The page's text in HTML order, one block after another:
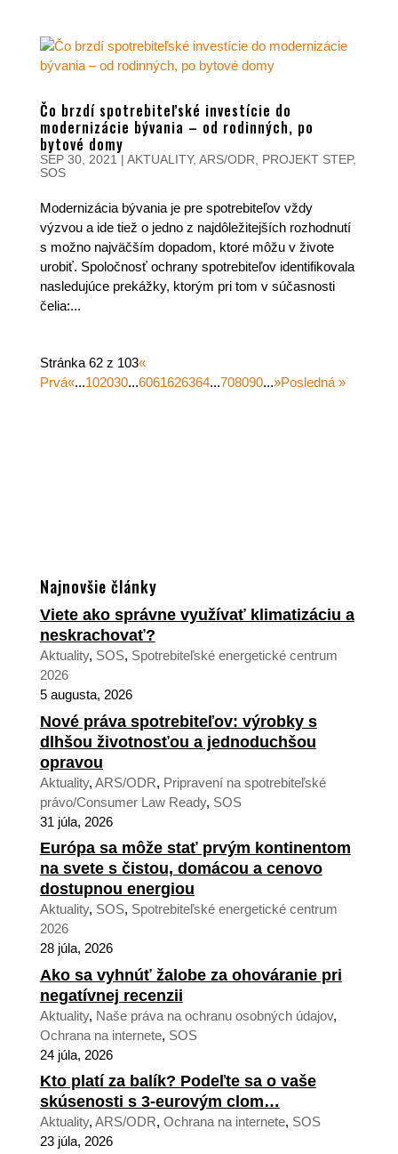
Čo brzdí spotrebiteľské investície do
modernizácie bývania – od rodinných, po
bytové domy
SEP 30, 2021 | AKTUALITY, ARS/ODR PROJEKT STEP,
SOS
Modernizácia bývania je pre spotrebiteľov vždy
výzvou a ide tiež o jedno z najdôležitejších rozhodnutí
s možno najväčším dopadom, ktoré môžu v živote
urobiť. Spoločnosť ochrany spotrebiteľov identifikovala
nasledujúce prekážky, ktorým pri tom v súčasnosti
čelia:...
Stránka 62 z 103«
Prvá«...102030...6061626364...708090...»Posledná »
Najnovšie články
Viete ako správne využívať klimatizáciu a
neskrachovať?
Aktuality, SOS, Spotrebiteľské energetické centrum
2026
5 augusta, 2026
Nové práva spotrebiteľov: výrobky s
dlhšou životnosťou a jednoduchšou
opravou
Aktuality, ARS/ODR, Pripravení na spotrebiteľské
právo/Consumer Law Ready, SOS
31 júla, 2026
Európa sa môže stať prvým kontinentom
na svete s čistou, domácou a cenovo
dostupnou energiou
Aktuality, SOS, Spotrebiteľské energetické centrum
2026
28 júla, 2026
Ako sa vyhnúť žalobe za ohováranie pri
negatívnej recenzii
Aktuality, Naše práva na ochranu osobných údajov,
Ochrana na internete, SOS
24 júla, 2026
Kto platí za balík? Podeľte sa o vaše
skúsenosti s 3-eurovým clom…
Aktuality, ARS/ODR, Ochrana na internete, SOS
23 júla, 2026